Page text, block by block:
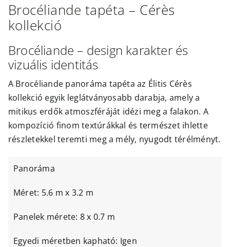
Brocéliande tapéta – Cérès
kollekció
Brocéliande – design karakter és
vizuális identitás
A Brocéliande panoráma tapéta az Élitis Cérès
kollekció egyik leglátványosabb darabja, amely a
mitikus erdők atmoszféráját idézi meg a falakon. A
kompozíció finom textúrákkal és természet ihlette
részletekkel teremti meg a mély, nyugodt térélményt.
Panoráma
Méret: 5.6 m x 3.2 m
Panelek mérete: 8 x 0.7 m
Egyedi méretben kapható: Igen